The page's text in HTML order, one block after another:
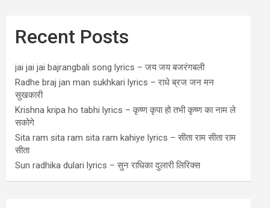
Recent Posts
jai jai jai bajrangbali song lyrics – जय जय बजरंगबली
Radhe braj jan man sukhkari lyrics – राधे ब्रज जन मन
सुखकारी
Krishna kripa ho tabhi lyrics – कृष्ण कृपा हो तभी कृष्ण का नाम ले
सकोगे
Sita ram sita ram sita ram kahiye lyrics – सीता राम सीता राम
सीता
Sun radhika dulari lyrics – सुन राधिका दुलारी लिरिक्स